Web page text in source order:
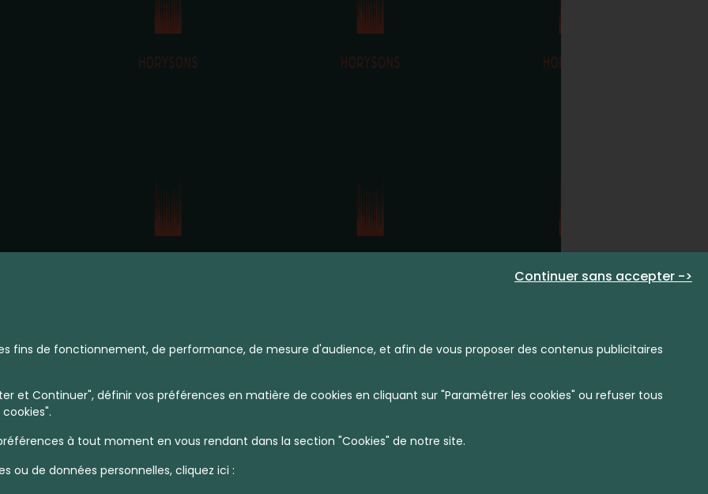
Continuer sans accepter ->
fins de fonctionnement, de performance, de mesure d'audience, et afin de vous proposer des contenus publicitaires
et Continuer", définir vos préférences en matière de cookies en cliquant sur "Paramétrer les cookies" ou refuser tous
à tout moment en vous rendant dans la section "Cookies" de notre site.
ou de données personnelles, cliquez ici :
Bien Assis